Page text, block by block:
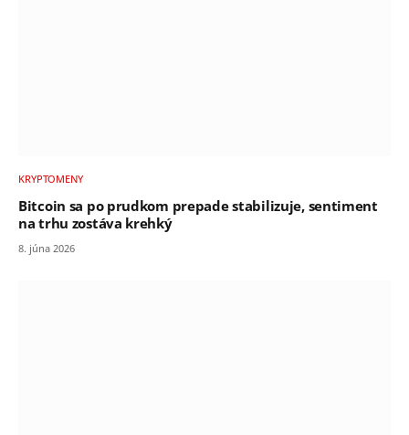
KRYPTOMENY
Bitcoin sa po prudkom prepade stabilizuje, sentiment
na trhu zostáva krehký
8. júna 2026